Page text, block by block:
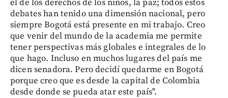
el de los derechos de los niños, la paz; todos estos
debates han tenido una dimensión nacional, pero
siempre Bogotá está presente en mi trabajo. Creo
que venir del mundo de la academia me permite
tener perspectivas más globales e integrales de lo
que hago. Incluso en muchos lugares del país me
dicen senadora. Pero decidí quedarme en Bogotá
porque creo que es desde la capital de Colombia
desde donde se pueda atar este país".